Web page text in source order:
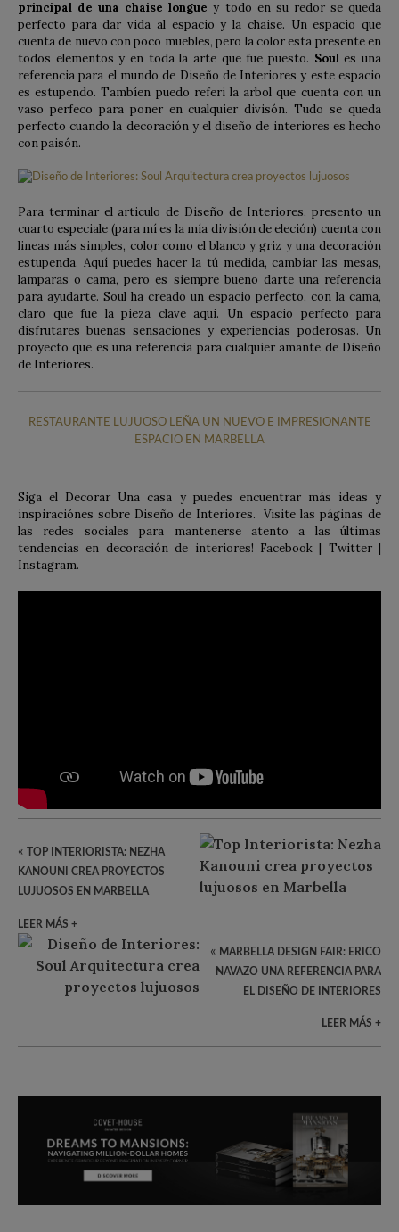
principal de una chaise longue y todo en su redor se queda
perfecto para dar vida al espacio y la chaise. Un espacio que
cuenta de nuevo con poco muebles, pero la color esta presente en
todos elementos y en toda la arte que fue puesto. Soules una
referencia para el mundo de Diseño de Interiores y este espacio
es estupendo. Tambíen puedo referi la arbol que cuenta con un
vaso perfeco para poner en cualquier divisón. Tudo se queda
perfecto cuando la decoración y el diseño de interiores es hecho
con paisón.
Para terminar el articulo de Diseño de Interiores, presento un
cuarto especiale (para mí es la mía división de eleción) cuenta con
lineas más simples, color como el blanco y griz y una decoración
estupenda. Aquí puedes hacer la tú medida, cambiar las mesas,
lamparas o cama, pero es siempre bueno darte una referencia
para ayudarte. Soul ha creado un espacio perfecto, con la cama,
claro que fue la pieza clave aqui. Un espacio perfecto para
disfrutares buenas sensaciones y experiencias poderosas. Un
proyecto que es una referencia para cualquier amante de Diseño
de Interiores.
RESTAURANTE LUJUOSO LEÑA UN NUEVO E IMPRESIONANTE
ESPACIO EN MARBELLA
Siga el Decorar Una casa y puedes encuentrar más ideas y
inspiraciónes sobre Diseño de Interiores. Visite las páginas de
las redes sociales para mantenerse atento a las últimas
tendencias en decoración de interiores! Facebook | Twitter |
Instagram.
« TOP INTERIORISTA: NEZHA
KANOUNI CREA PROYECTOS
LUJUOSOS EN MARBELLA
LEER MÁS +
« MARBELLA DESIGN FAIR: ERICO
NAVAZO UNA REFERENCIA PARA
EL DISEÑO DE INTERIORES
LEER MÁS +